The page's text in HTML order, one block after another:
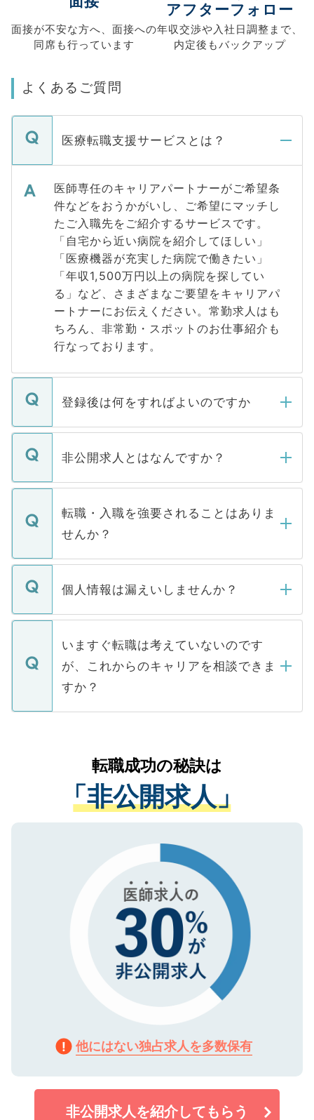
面接が不安な方へ、 面接への
同席も行っています
アフターフォロー
年収交渉や入社日調整まで、
内定後もバックアップ
よくあるご質問
医療転職支援サービスとは？
医師専任のキャリアパートナーがご希望条
件などをおうかがいし、ご希望にマッチし
たご入職先をご紹介するサービスです。
「自宅から近い病院を紹介してほしい」
「医療機器が充実した病院で働きたい」
「年収1,500万円以上の病院を探してい
る」など、さまざまなご要望をキャリアパ
ートナーにお伝えください。常勤求人はも
ちろん、非常勤・スポットのお仕事紹介も
行なっております。
登録後は何をすればよいのですか
ご登録いただきましたら、弊社担当者がご
登録内容を確認し、その後メールもしくは
ます。通常、5営業日以内にはご連絡をせて
いただきますので、しばらくお待ちくださ
非公開求人とはなんですか？
マイナビDOCTORで取り扱っている求人の
うち約3割は、Webサイトからご覧いただ
けない「非公開求人」です。非公開求人は
下記の理由によって、一般には公開してい
ません。
■応募殺到を避けるため 人気のある医療機
関を公にしてしまうと、応募が殺到する場
に、医療機関が求める条件に合った人材の
みを人材紹介会社に依頼するケースが増え
ています。
転職・入職を強要されることはありま
せんか？
転職・入職を強要することは一切ありませ
ん。また、仮に応募先から内定をいただい
定を承諾する必要はありません。内定先へ
の辞退の連絡はキャリアパートナーが行い
個人情報は漏えいしませんか？
個人情報が漏えいすることはありませんの
で、ご安心ください。当サイトからの登録
などで収集したご登録者様の個人情報は、
ご本人のキャリアアップおよび転職活動の
支援を目的に使用いたします。お預かりし
ているすべての個人データはご本人の許可
は、個人情報の取り扱いについての厳密な
管理基準を満たした事業者のみに付与され
る、プライバシーマークを取得済みです。
で、機密保持に関してもご安心ください。
いますぐ転職は考えていないのです
が、これからのキャリアを相談できま
すか？
かがいして、現在の医療機関の状況や紹介
経験をまじえながら、適切なアドバイスを
させていただきます。すぐにご転職をされ
ない方には、長期的なサポートが可能です
ので、まずはご登録ください。
転職成功の秘訣は
「非公開求人」
他にはない独占求人を多数保有
非公開求人を紹介してもらう